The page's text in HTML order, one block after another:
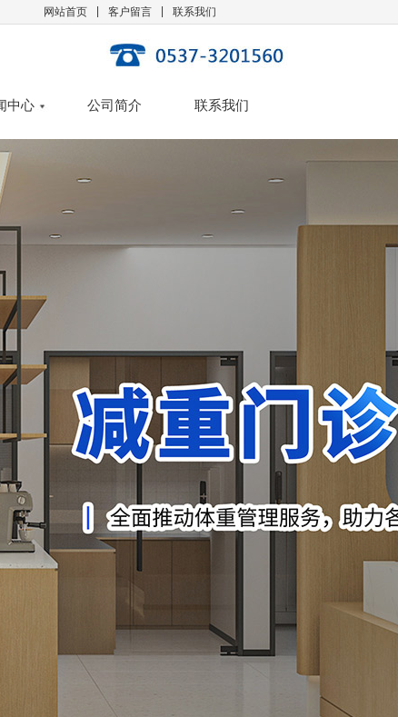
网站首页 客户留言 联系我们
中心 公司简介 联系我们